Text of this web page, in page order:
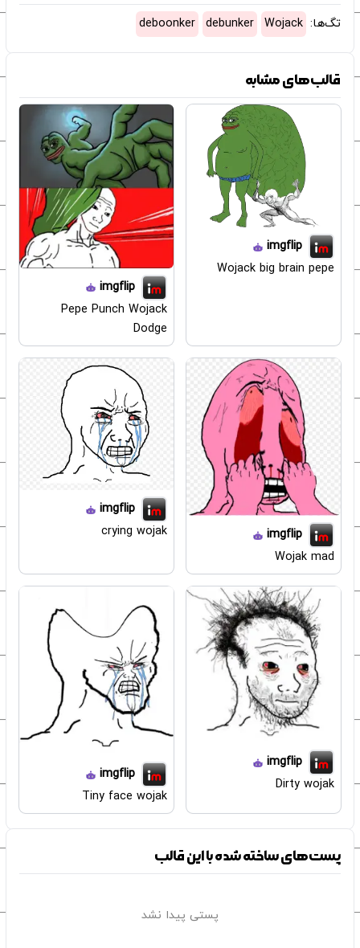
تگ‌ها: Wojack
debunker
deboonker
قالب‌های مشابه
imgflip
Wojack big brain pepe
imgflip
Pepe Punch Wojack
Dodge
imgflip
Wojak mad
imgflip
crying wojak
imgflip
Dirty wojak
imgflip
Tiny face wojak
پست‌های ساخته شده با این قالب
پستی پیدا نشد